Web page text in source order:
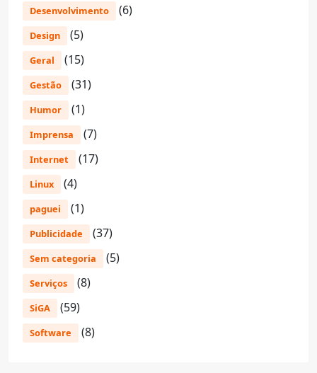
Desenvolvimento (6)
Design (5)
Geral (15)
Gestão (31)
Humor (1)
Imprensa (7)
Internet (17)
Linux (4)
paguei (1)
Publicidade (37)
Sem categoria (5)
Serviços (8)
SiGA (59)
Software (8)